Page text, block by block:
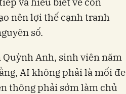
nên lợi thế cạnh tranh
số.
Quỳnh Anh, sinh viên năm
AI không phải là mối đe
thông phải sớm làm chủ